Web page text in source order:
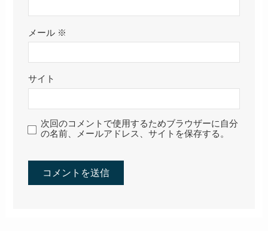
メール ※
サイト
次回のコメントで使用するためブラウザーに自分
の名前、メールアドレス、サイトを保存する。